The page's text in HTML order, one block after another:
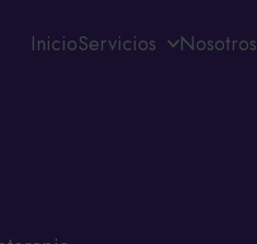
InicioServicios Nosotros